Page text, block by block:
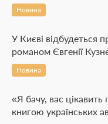
Новина
У Києві відбудеться
романом Євгенії
Новина
«Я бачу, вас
книгою українських